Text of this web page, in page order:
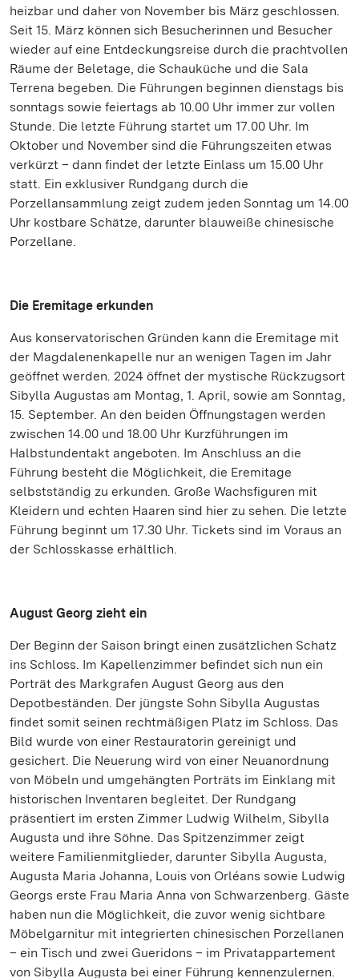
heizbar und daher von November bis März geschlossen.
Seit 15. März können sich Besucherinnen und Besucher
wieder auf eine Entdeckungsreise durch die prachtvollen
Räume der Beletage, die Schauküche und die Sala
Terrena begeben. Die Führungen beginnen dienstags bis
sonntags sowie feiertags ab 10.00 Uhr immer zur vollen
Stunde. Die letzte Führung startet um 17.00 Uhr. Im
Oktober und November sind die Führungszeiten etwas
verkürzt – dann findet der letzte Einlass um 15.00 Uhr
statt. Ein exklusiver Rundgang durch die
Porzellansammlung zeigt zudem jeden Sonntag um 14.00
Uhr kostbare Schätze, darunter blauweiße chinesische
Porzellane.
Die Eremitage erkunden
Aus konservatorischen Gründen kann die Eremitage mit
der Magdalenenkapelle nur an wenigen Tagen im Jahr
geöffnet werden. 2024 öffnet der mystische Rückzugsort
Sibylla Augustas am Montag, 1. April, sowie am Sonntag,
15. September. An den beiden Öffnungstagen werden
zwischen 14.00 und 18.00 Uhr Kurzführungen im
Halbstundentakt angeboten. Im Anschluss an die
Führung besteht die Möglichkeit, die Eremitage
selbstständig zu erkunden. Große Wachsfiguren mit
Kleidern und echten Haaren sind hier zu sehen. Die letzte
Führung beginnt um 17.30 Uhr. Tickets sind im Voraus an
der Schlosskasse erhältlich.
August Georg zieht ein
Der Beginn der Saison bringt einen zusätzlichen Schatz
ins Schloss. Im Kapellenzimmer befindet sich nun ein
Porträt des Markgrafen August Georg aus den
Depotbeständen. Der jüngste Sohn Sibylla Augustas
findet somit seinen rechtmäßigen Platz im Schloss. Das
Bild wurde von einer Restauratorin gereinigt und
gesichert. Die Neuerung wird von einer Neuanordnung
von Möbeln und umgehängten Porträts im Einklang mit
historischen Inventaren begleitet. Der Rundgang
präsentiert im ersten Zimmer Ludwig Wilhelm, Sibylla
Augusta und ihre Söhne. Das Spitzenzimmer zeigt
weitere Familienmitglieder, darunter Sibylla Augusta,
Augusta Maria Johanna, Louis von Orléans sowie Ludwig
Georgs erste Frau Maria Anna von Schwarzenberg. Gäste
haben nun die Möglichkeit, die zuvor wenig sichtbare
Möbelgarnitur mit integrierten chinesischen Porzellanen
– ein Tisch und zwei Gueridons – im Privatappartement
von Sibylla Augusta bei einer Führung kennenzulernen.